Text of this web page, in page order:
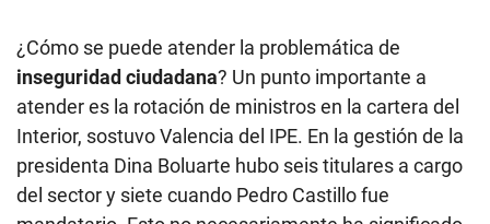
¿Cómo se puede atender la problemática de
inseguridad ciudadana? Un punto importante a
atender es la rotación de ministros en la cartera del
Interior, sostuvo Valencia del IPE. En la gestión de la
presidenta Dina Boluarte hubo seis titulares a cargo
del sector y siete cuando Pedro Castillo fue